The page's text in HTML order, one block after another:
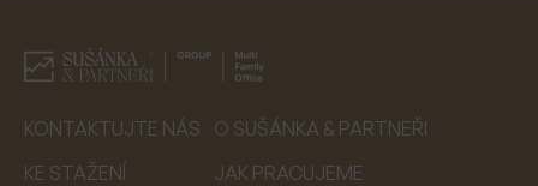
KONTAKTUJTE NÁS
KE STAŽENÍ
O SUŠÁNKA & PARTNEŘI
JAK PRACUJEME